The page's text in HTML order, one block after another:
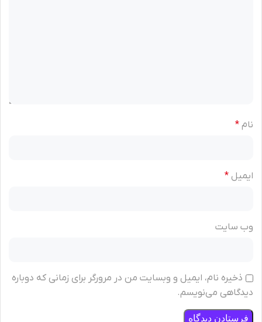
نام *
ایمیل *
وب‌ سایت
ذخیره نام، ایمیل و وبسایت من در مرورگر برای زمانی که دوباره
دیدگاهی می‌نویسم.